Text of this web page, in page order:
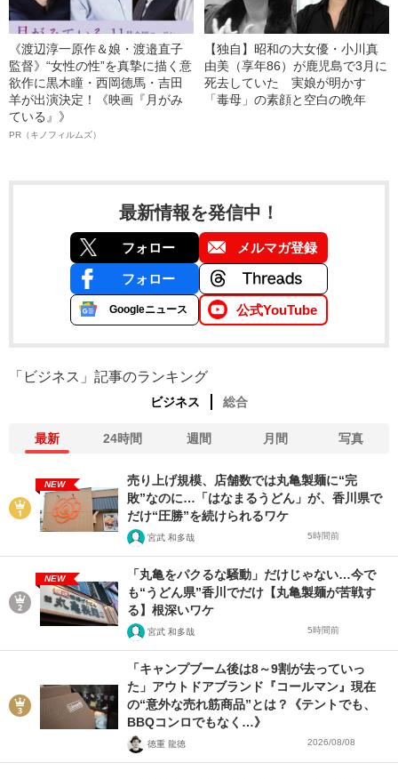
《渡辺淳一原作＆娘・渡邉直子
監督》“女性の性”を真摯に描く意
欲作に黒木瞳・西岡德馬・吉田
羊が出演決定！《映画『月がみ
ている』》
PR（キノフィルムズ）
【独自】昭和の大女優・小川真
由美（享年86）が鹿児島で3月に
死去していた 実娘が明かす
「毒母」の素顔と空白の晩年
最新情報を発信中！
フォロー メルマガ登録
フォロー
Googleニュース 公式YouTube
「ビジネス」記事のランキング
ビジネス 総合
最新 24時間 週間 月間 写真
NEW
売り上げ規模、店舗数では丸亀製麺に“完
敗”なのに…「はなまるうどん」が、香川県で
だけ“圧勝”を続けられるワケ
宮武 和多哉 5時間前
NEW
「丸亀をパクるな騒動」だけじゃない…今で
も“うどん県”香川でだけ【丸亀製麺が苦戦す
る】根深いワケ
宮武 和多哉 5時間前
「キャンプブーム後は8～9割が去っていっ
た」アウトドアブランド『コールマン』現在
の“意外な売れ筋商品”とは？《テントでも、
BBQコンロでもなく…》
徳重 龍徳 2026/08/08